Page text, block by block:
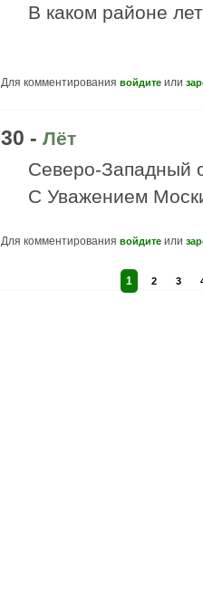
В каком районе
Для комментирования войдите или
30 - Лёт
Северо-Западный
С Уважением
Для комментирования войдите или
1 2 3